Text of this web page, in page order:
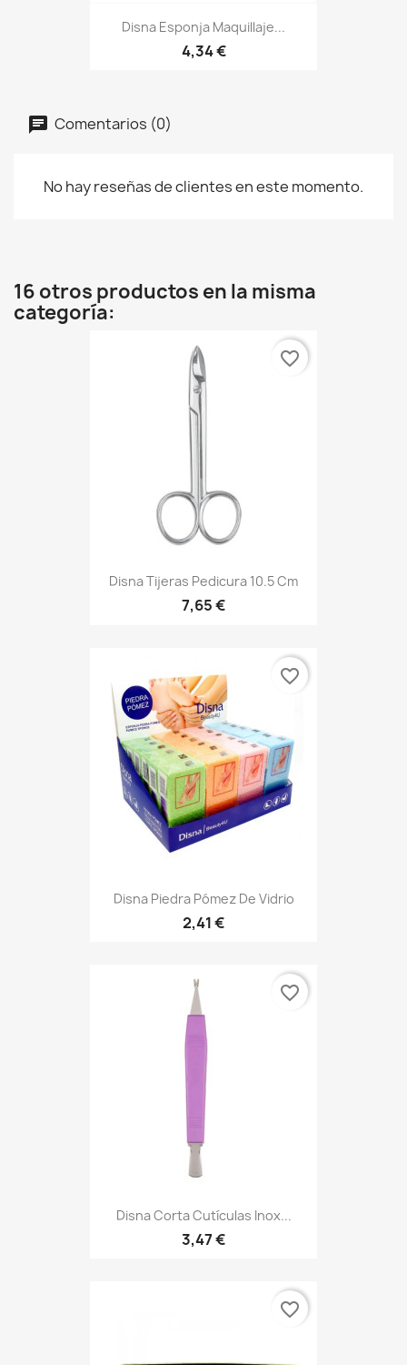
Disna Esponja Maquillaje...
4,34 €
Comentarios (0)
No hay reseñas de clientes en este momento.
16 otros productos en la misma
categoría:
Disna Tijeras Pedicura 10.5 Cm
7,65 €
favorite_border
Disna Piedra Pómez De Vidrio
2,41 €
favorite_border
Disna Corta Cutículas Inox...
3,47 €
favorite_border
favorite_border